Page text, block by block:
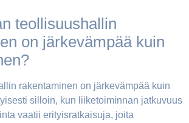
teollisuushallin
on järkevämpää kuin
rakentaminen on järkevämpää kuin
silloin, kun liiketoiminnan jatkuvuus
vaatii erityisratkaisuja, joita